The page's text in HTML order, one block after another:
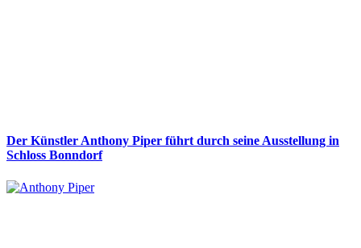
Der Künstler Anthony Piper führt durch seine Ausstellung in
Schloss Bonndorf